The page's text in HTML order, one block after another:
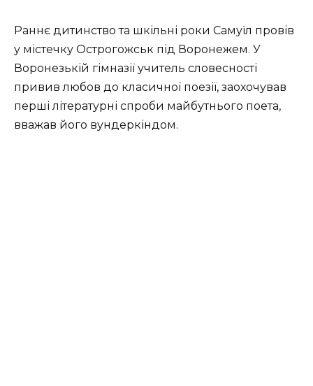
Раннє дитинство та шкільні роки Самуїл провів
у містечку Острогожськ під Воронежем. У
Воронезькій гімназії учитель словесності
привив любов до класичної поезії, заохочував
перші літературні спроби майбутнього поета,
вважав його вундеркіндом.